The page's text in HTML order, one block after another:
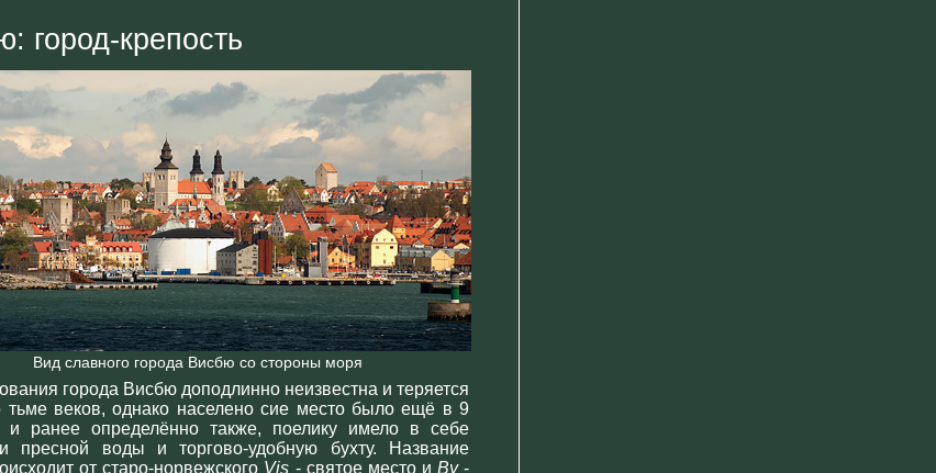
город-крепость
Вид славного города Висбю со стороны моря
города Висбю доподлинно неизвестна и теряется
тьме веков, однако населено сие место было ещё в 9
и ранее определённо также, поелику имело в себе
пресной воды и торгово-удобную бухту. Название
от старо-норвежского Vis - святое место и By-